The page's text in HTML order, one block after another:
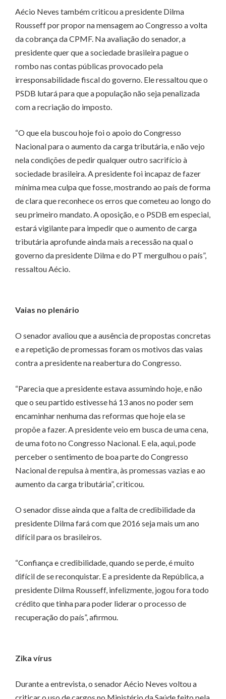
Aécio Neves também criticou a presidente Dilma
Rousseff por propor na mensagem ao Congresso a volta
da cobrança da CPMF. Na avaliação do senador, a
presidente quer que a sociedade brasileira pague o
rombo nas contas públicas provocado pela
irresponsabilidade fiscal do governo. Ele ressaltou que o
PSDB lutará para que a população não seja penalizada
com a recriação do imposto.
“O que ela buscou hoje foi o apoio do Congresso
Nacional para o aumento da carga tributária, e não vejo
nela condições de pedir qualquer outro sacrifício à
sociedade brasileira. A presidente foi incapaz de fazer
mínima mea culpa que fosse, mostrando ao país de forma
de clara que reconhece os erros que cometeu ao longo do
seu primeiro mandato. A oposição, e o PSDB em especial,
estará vigilante para impedir que o aumento de carga
tributária aprofunde ainda mais a recessão na qual o
governo da presidente Dilma e do PT mergulhou o país”,
ressaltou Aécio.
Vaias no plenário
O senador avaliou que a ausência de propostas concretas
e a repetição de promessas foram os motivos das vaias
contra a presidente na reabertura do Congresso.
“Parecia que a presidente estava assumindo hoje, e não
que o seu partido estivesse há 13 anos no poder sem
encaminhar nenhuma das reformas que hoje ela se
propõe a fazer. A presidente veio em busca de uma cena,
de uma foto no Congresso Nacional. E ela, aqui, pode
perceber o sentimento de boa parte do Congresso
Nacional de repulsa à mentira, às promessas vazias e ao
aumento da carga tributária”, criticou.
O senador disse ainda que a falta de credibilidade da
presidente Dilma fará com que 2016 seja mais um ano
difícil para os brasileiros.
“Confiança e credibilidade, quando se perde, é muito
difícil de se reconquistar. E a presidente da República, a
presidente Dilma Rousseff, infelizmente, jogou fora todo
crédito que tinha para poder liderar o processo de
recuperação do país”, afirmou.
Zika vírus
Durante a entrevista, o senador Aécio Neves voltou a